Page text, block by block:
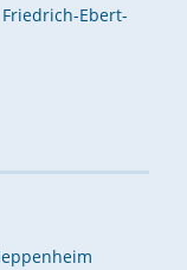
Ebert-